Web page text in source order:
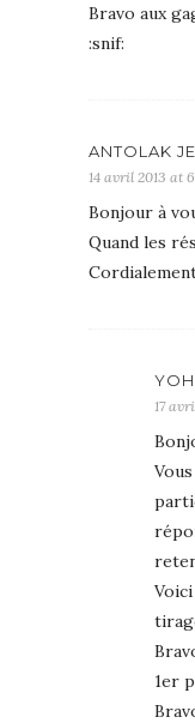
Bravo aux
:snif:
ANTOLAK
14 avril 2013 at
Bonjour à
Quand les
17
1er